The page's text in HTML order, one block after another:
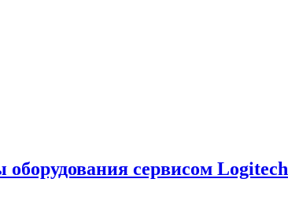
сервисом Logitech